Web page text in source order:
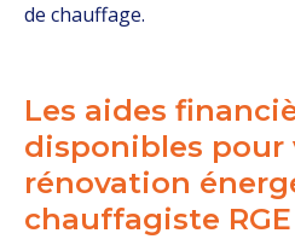
de chauffage.
Les aides
disponibles pour
rénovation
chauffagiste RGE